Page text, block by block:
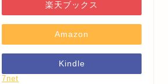
楽天ブックス
Amazon
Kindle
7net